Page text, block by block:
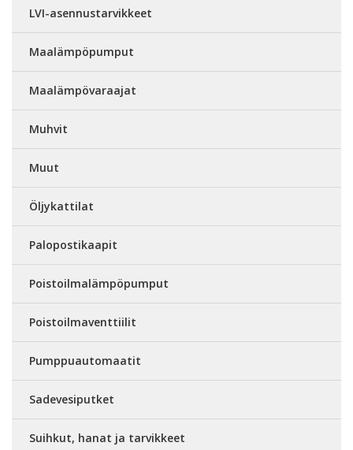
LVI-asennustarvikkeet
Maalämpöpumput
Maalämpövaraajat
Muhvit
Muut
Öljykattilat
Palopostikaapit
Poistoilmalämpöpumput
Poistoilmaventtiilit
Pumppuautomaatit
Sadevesiputket
Suihkut, hanat ja tarvikkeet